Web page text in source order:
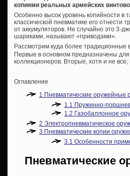
копиями реальных армейских
Особенно высок уровень копийности в
классической пневматике его отнести
от аккумуляторов. Не случайно это 3-
шариками, называют «приводами».
Рассмотрим куда более
Первые в основном предназначены
коллекционеров. Вторые, хотя и не
Оглавление
1 Пневматические оружейные
1.1 Пружинно-
1.2 Газобаллонное
2 Электропневматическое
3 Пневматические копии
3.1 Особенности
Пневматические